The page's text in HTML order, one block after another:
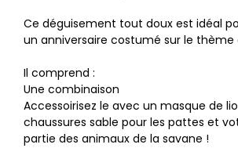
Ce déguisement tout doux est idéal
un anniversaire costumé sur le thème
Il comprend :
Une combinaison
Accessoirisez le avec un masque de
chaussures sable pour les pattes et
partie des animaux de la savane !